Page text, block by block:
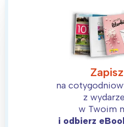
na
z
w Twoim
i odbierz
Warszawa
Poznań